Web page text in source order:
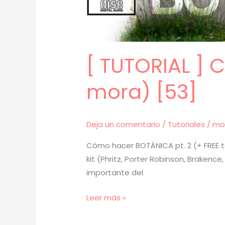
[ TUTORIAL
mora) [53]
Deja un comentario / Tutoriales /
Cómo hacer BOTÁNICA pt. 2 (+
kit (Phritz, Porter Robinson,
importante del
[Leer más »